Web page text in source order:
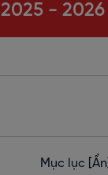
2025 -
Mục lục [Ẩn]